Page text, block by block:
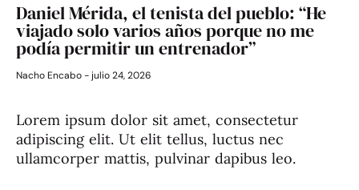
Daniel Mérida, el tenista del pueblo: “He
viajado solo varios años porque no me
podía permitir un entrenador”
Nacho Encabo julio 24, 2026
Lorem ipsum dolor sit amet, consectetur
adipiscing elit. Ut elit tellus, luctus nec
ullamcorper mattis, pulvinar dapibus leo.